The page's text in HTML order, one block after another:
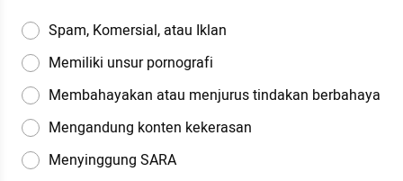
Spam, Komersial, atau Iklan
Memiliki unsur pornografi
Membahayakan atau menjurus tindakan berbahaya
Mengandung konten kekerasan
Menyinggung SARA